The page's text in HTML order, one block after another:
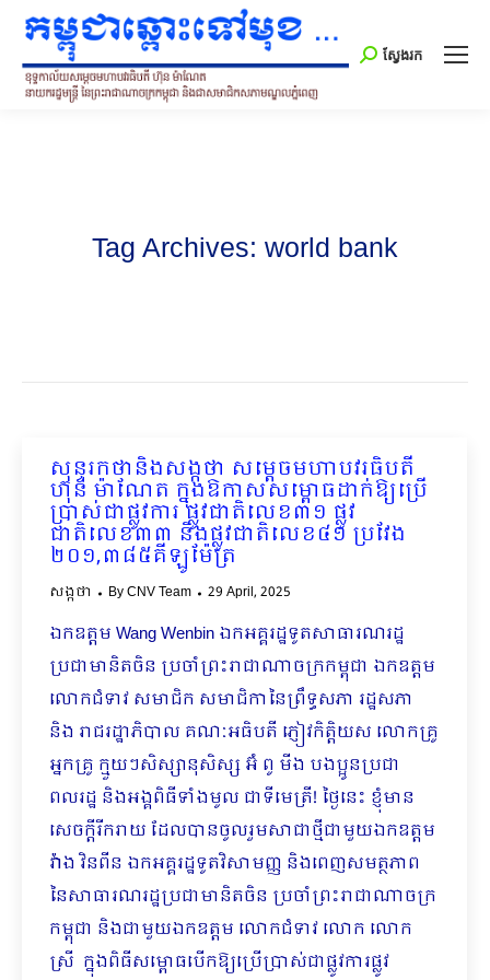
Search:
ស្វែងរក
Tag Archives: world bank
សុន្ទរកថានិងសង្កថា សម្តេចមហាបវរធិបតី
ហ៊ុន ម៉ាណែត ក្នុងឱកាសសម្ពោធដាក់ឱ្យប្រើ
ប្រាស់ជាផ្លូវការ ផ្លូវជាតិលេខ៣១ ផ្លូវ
ជាតិលេខ៣៣ និងផ្លូវជាតិលេខ៤១ ប្រវែង
២០១,៣៨៥គីឡូម៉ែត្រ
សង្កថា ByCNV Team 29 April, 2025
ឯកឧត្តម Wang Wenbin ឯកអគ្គរដ្ឋទូតសាធារណរដ្ឋ
ប្រជាមានិតចិន ប្រចាំព្រះរាជាណាចក្រកម្ពុជា ឯកឧត្តម
លោកជំទាវ សមាជិក សមាជិកានៃព្រឹទ្ធសភា រដ្ឋសភា
និង រាជរដ្ឋាភិបាល គណៈអធិបតី ភ្ញៀវកិត្តិយស លោកគ្រូ
អ្នកគ្រូ ក្មួយៗសិស្សានុសិស្ស អ៊ំ ពូ មីង បងប្អូនប្រជា
ពលរដ្ឋ និងអង្គពិធីទាំងមូល ជាទីមេត្រី! ថ្ងៃនេះ ខ្ញុំមាន
សេចក្ដីរីករាយ ដែលបានចូលរួមសាជាថ្មីជាមួយឯកឧត្តម
វ៉ាង វិនពីន ឯកអគ្គរដ្ឋទូតវិសាមញ្ញ និងពេញសមត្ថភាព
នៃសាធារណរដ្ឋប្រជាមានិតចិន ប្រចាំព្រះរាជាណាចក្រ
កម្ពុជា និងជាមួយឯកឧត្តម លោកជំទាវ លោក លោក
ស្រី ក្នុងពិធីសម្ពោធបើកឱ្យប្រើប្រាស់ជាផ្លូវការផ្លូវ